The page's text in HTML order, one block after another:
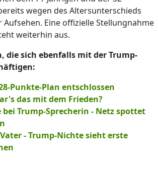
wegen des Altersunterschieds
Aufsehen. Eine offizielle Stellungnahme
weiterhin aus.
die sich ebenfalls mit der Trump-
Punkte-Plan entschlossen
das mit dem Frieden?
bei Trump-Sprecherin - Netz spottet
- Trump-Nichte sieht erste